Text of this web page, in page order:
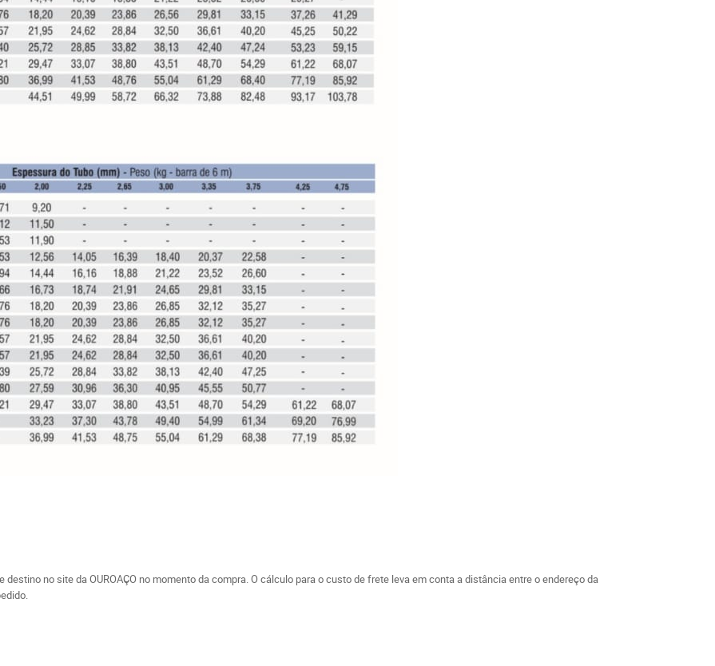
no site da OUROAÇO no momento da compra. O cálculo para o custo de frete leva em conta a distância entre o endereço da